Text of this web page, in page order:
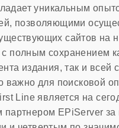
уникальным
позволяющими
сайтов на
полным сохранением
издания, так и всей
важно для поисковой
Line является на
партнером EPiServer за